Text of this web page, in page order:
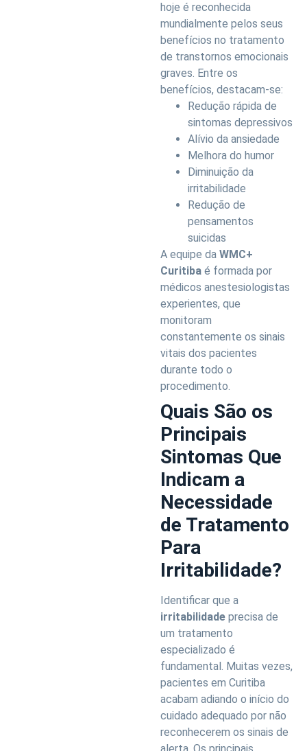
hoje é reconhecida
mundialmente pelos seus
benefícios no tratamento
de transtornos emocionais
graves. Entre os
benefícios, destacam-se:
Redução rápida de
sintomas depressivos
Alívio da ansiedade
Melhora do humor
Diminuição da
irritabilidade
Redução de
pensamentos
suicidas
A equipe da WMC+
Curitiba é formada por
médicos anestesiologistas
experientes, que
monitoram
constantemente os sinais
vitais dos pacientes
durante todo o
procedimento.
Quais São os
Principais
Sintomas Que
Indicam a
Necessidade
de Tratamento
Para
Irritabilidade?
Identificar que a
irritabilidade precisa de
um tratamento
especializado é
fundamental. Muitas vezes,
pacientes em Curitiba
acabam adiando o início do
cuidado adequado por não
reconhecerem os sinais de